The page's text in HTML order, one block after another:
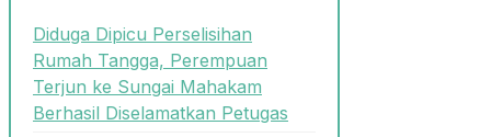
Diduga Dipicu Perselisihan
Rumah Tangga, Perempuan
Terjun ke Sungai Mahakam
Berhasil Diselamatkan Petugas